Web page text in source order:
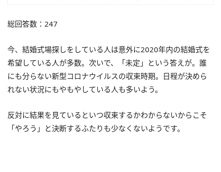
総回答数：247
今、結婚式場探しをしている人は意外に2020年内の結婚式を
希望している人が多数。次いで、「未定」という答えが。誰
にも分らない新型コロナウイルスの収束時期。日程が決めら
れない状況にもやもやしている人も多いよう。
反対に結果を見ているといつ収束するかわからないからこそ
「やろう」と決断するふたりも少なくないようです。